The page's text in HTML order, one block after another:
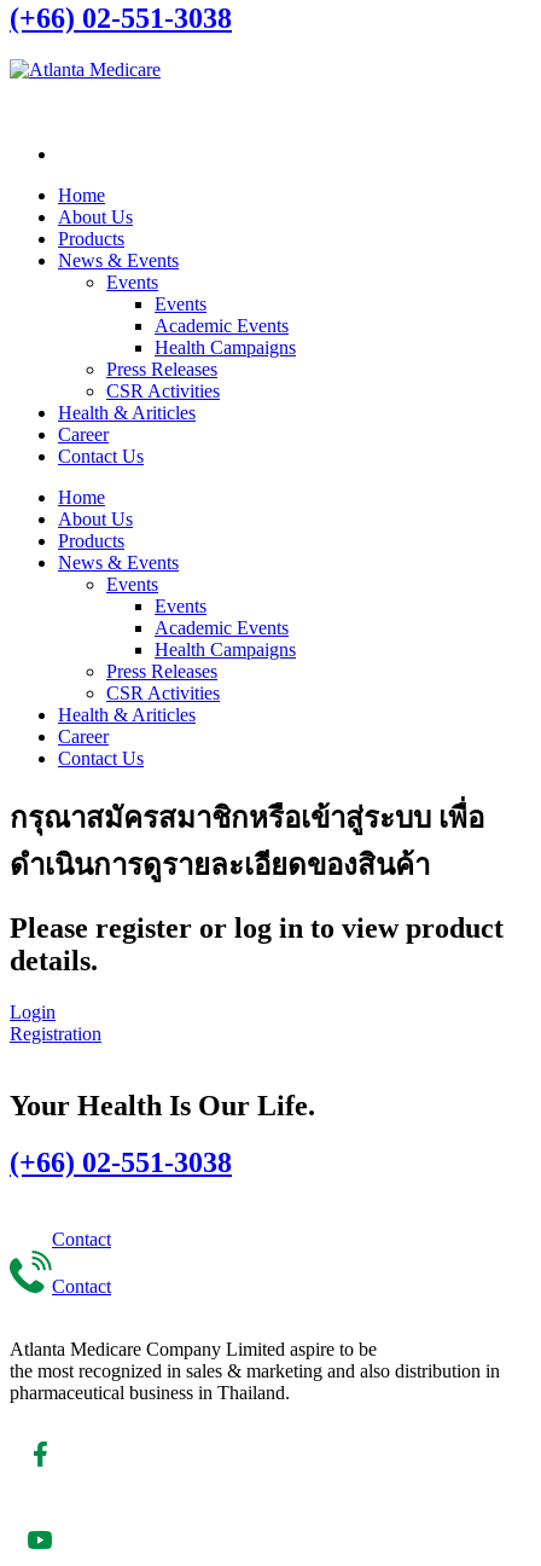
(+66) 02-551-3038
Home
About Us
Products
News & Events
Events
Events
Academic Events
Health Campaigns
Press Releases
CSR Activities
Health & Ariticles
Career
Contact Us
Home
About Us
Products
News & Events
Events
Events
Academic Events
Health Campaigns
Press Releases
CSR Activities
Health & Ariticles
Career
Contact Us
กรุณาสมัครสมาชิกหรือเข้าสู่ระบบ เพื่อ
ดำเนินการดูรายละเอียดของสินค้า
Please register or log in to view product
details.
Login
Registration
Your Health Is Our Life.
(+66) 02-551-3038
Contact
Contact
Atlanta Medicare Company Limited aspire to be
the most recognized in sales & marketing and also distribution in
pharmaceutical business in Thailand.